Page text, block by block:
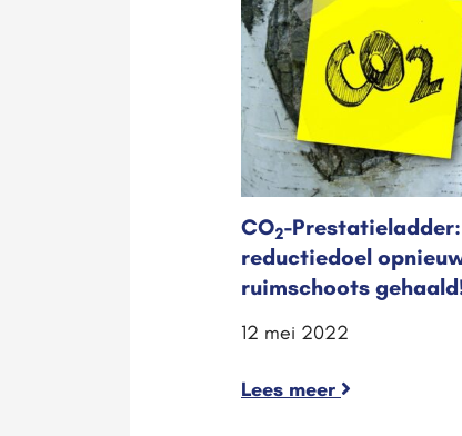
CO2-Prestatieladder:
reductiedoel
ruimschoots
12 mei 2022
Lees meer